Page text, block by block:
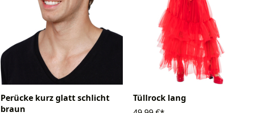
Perücke kurz glatt schlicht
braun
Tüllrock lang